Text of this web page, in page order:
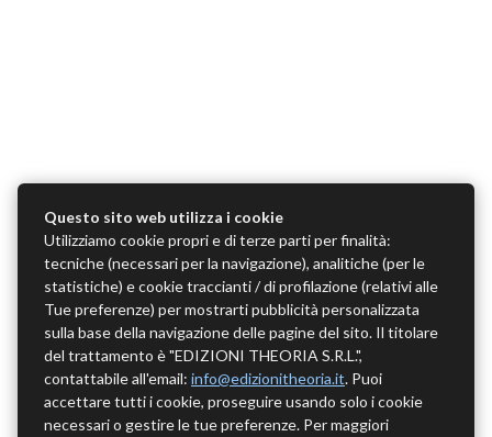
Questo sito web utilizza i cookie
Utilizziamo cookie propri e di terze parti per finalità:
tecniche (necessari per la navigazione), analitiche (per le
statistiche) e cookie traccianti / di profilazione (relativi alle
Tue preferenze) per mostrarti pubblicità personalizzata
sulla base della navigazione delle pagine del sito. Il titolare
del trattamento è "EDIZIONI THEORIA S.R.L.",
contattabile all'email: info@edizionitheoria.it. Puoi
accettare tutti i cookie, proseguire usando solo i cookie
necessari o gestire le tue preferenze. Per maggiori